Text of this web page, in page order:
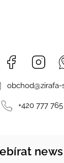
Facebook
obchod@zirafa-
+420 777